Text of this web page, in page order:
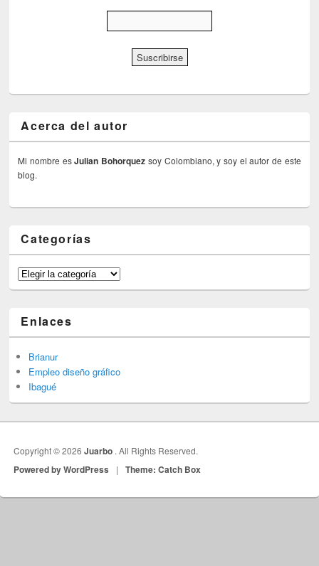
Acerca del autor
Mi nombre esJulian Bohorquez soy Colombiano, y soy el autor de este
blog.
Categorías
Categorías
Enlaces
Brianur
Empleo diseño gráfico
Ibagué
Copyright © 2026Juarbo . All Rights Reserved.
Powered by WordPress | Theme: Catch Box